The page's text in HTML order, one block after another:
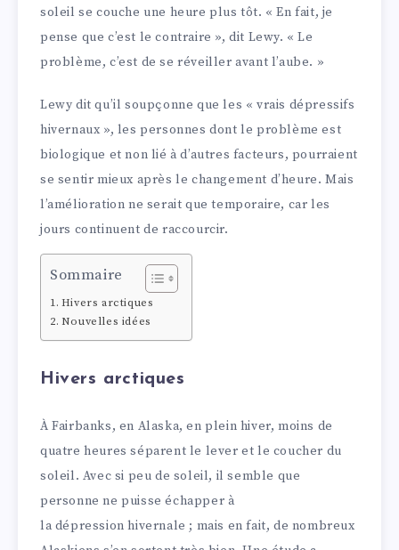
soleil se couche une heure plus tôt. « En fait, je
pense que c’est le contraire », dit Lewy. « Le
problème, c’est de se réveiller avant l’aube. »
Lewy dit qu’il soupçonne que les « vrais dépressifs
hivernaux », les personnes dont le problème est
biologique et non lié à d’autres facteurs, pourraient
se sentir mieux après le changement d’heure. Mais
l’amélioration ne serait que temporaire, car les
jours continuent de raccourcir.
Sommaire
Hivers arctiques
Nouvelles idées
Hivers arctiques
À Fairbanks, en Alaska, en plein hiver, moins de
quatre heures séparent le lever et le coucher du
soleil. Avec si peu de soleil, il semble que
personne ne puisse échapper à
la dépression hivernale ; mais en fait, de nombreux